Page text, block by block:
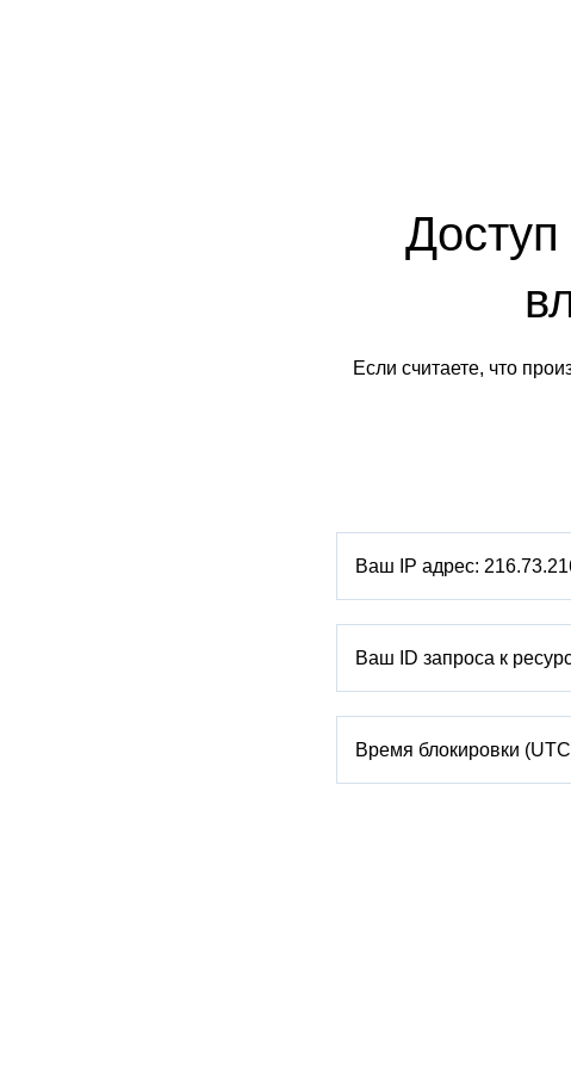
Если считаете, что
Ваш IP адрес:
Ваш ID запроса к
Время блокировки